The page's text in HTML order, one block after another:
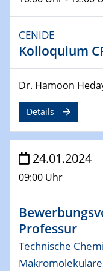
MAT4HY․NRW
Symposium
"Integrated
SFB/TRR 270
auf Übergang auf
"Thermal
systems"
08.05.2024
CENIDE
Kolloquium
Dr. Hamoon
Details
24.01.2024
09:00 Uhr
Professur
Technische